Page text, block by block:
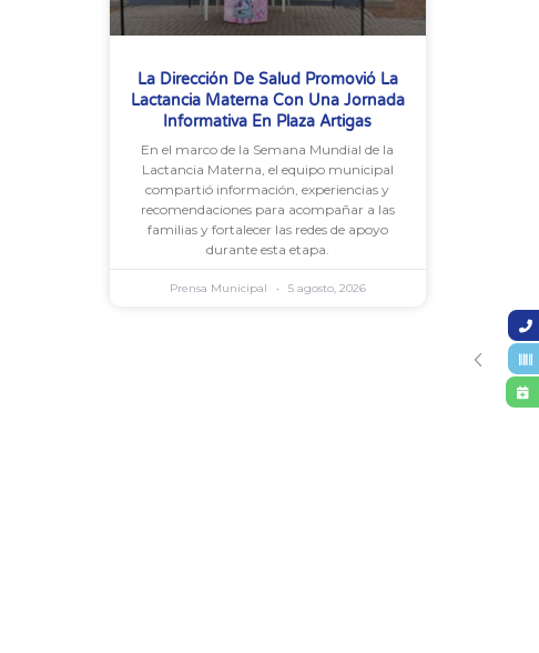
La Dirección De Salud Promovió La
Lactancia Materna Con Una Jornada
Informativa En Plaza Artigas
En el marco de la Semana Mundial de la
Lactancia Materna, el equipo municipal
compartió información, experiencias y
recomendaciones para acompañar a las
familias y fortalecer las redes de apoyo
durante esta etapa.
Prensa Municipal 5 agosto, 2026